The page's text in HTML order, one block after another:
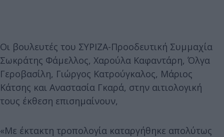
Οι βουλευτές του ΣΥΡΙΖΑ-Προοδευτική Συμμαχία
Σωκράτης Φάμελλος, Χαρούλα Καφαντάρη, Όλγα
Γεροβασίλη, Γιώργος Κατρούγκαλος, Μάριος
Κάτσης και Αναστασία Γκαρά, στην αιτιολογική
τους έκθεση επισημαίνουν,
«Με έκτακτη τροπολογία καταργήθηκε απολύτως